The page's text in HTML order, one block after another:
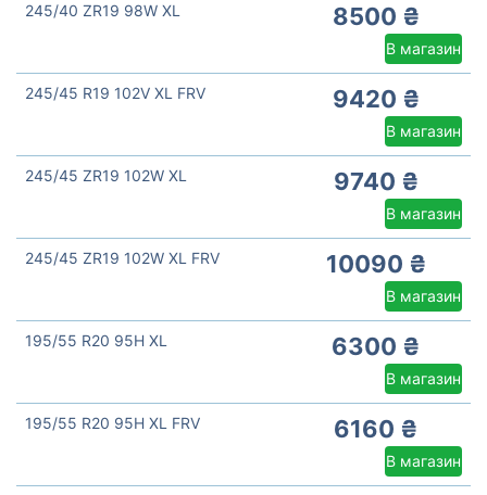
245/40 ZR19 98W XL 8500 ₴
В магазин
245/45 R19 102V XL FRV 9420 ₴
В магазин
245/45 ZR19 102W XL 9740 ₴
В магазин
245/45 ZR19 102W XL FRV 10090 ₴
В магазин
195/55 R20 95H XL 6300 ₴
В магазин
195/55 R20 95H XL FRV 6160 ₴
В магазин